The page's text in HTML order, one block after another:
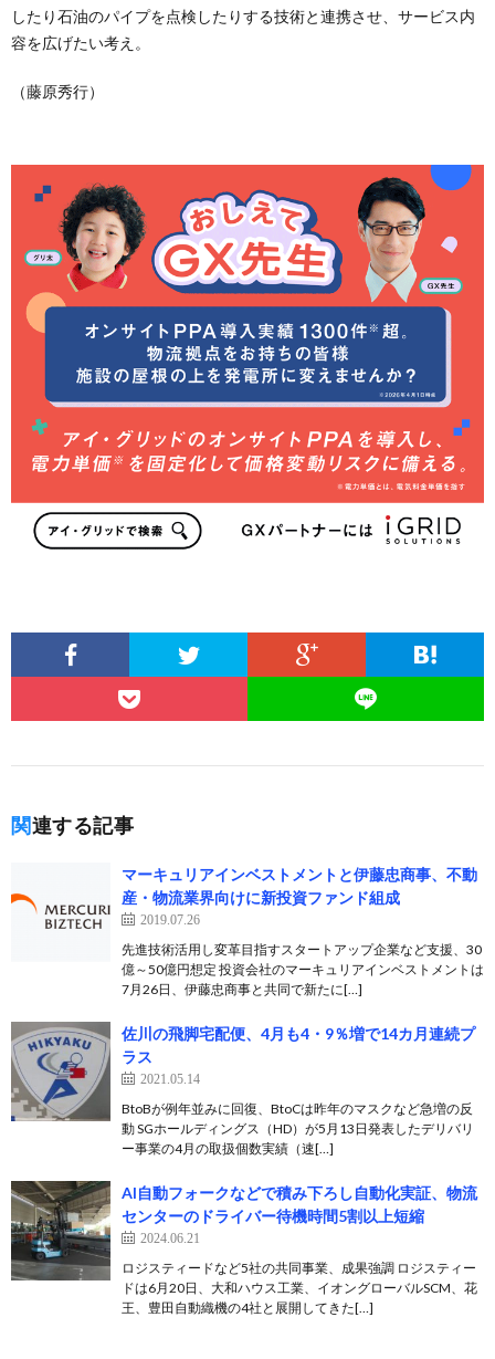
したり石油のパイプを点検したりする技術と連携させ、サービス内
容を広げたい考え。
（藤原秀行）
関連する記事
マーキュリアインベストメントと伊藤忠商事、不動
産・物流業界向けに新投資ファンド組成
2019.07.26
先進技術活用し変革目指すスタートアップ企業など支援、30
億～50億円想定 投資会社のマーキュリアインベストメントは
7月26日、伊藤忠商事と共同で新たに[…]
佐川の飛脚宅配便、4月も4・9％増で14カ月連続プ
ラス
2021.05.14
BtoBが例年並みに回復、BtoCは昨年のマスクなど急増の反
動 SGホールディングス（HD）が5月13日発表したデリバリ
ー事業の4月の取扱個数実績（速[…]
AI自動フォークなどで積み下ろし自動化実証、物流
センターのドライバー待機時間5割以上短縮
2024.06.21
ロジスティードなど5社の共同事業、成果強調 ロジスティー
ドは6月20日、大和ハウス工業、イオングローバルSCM、花
王、豊田自動織機の4社と展開してきた[…]